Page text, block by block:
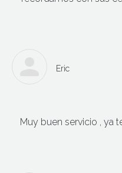
Eric
Muy buen servicio , ya